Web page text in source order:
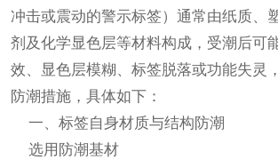
心
中
心
系
我
冲击或震动的警示标签）通常由纸质、
剂及化学显色层等材料构成，受潮后可
效、显色层模糊、标签脱落或功能失灵
防潮措施，具体如下：
一、标签自身材质与结构防潮
选用防潮基材